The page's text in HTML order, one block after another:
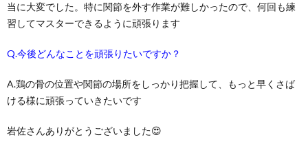
当に大変でした。特に関節を外す作業が難しかったので、何回も練
習してマスターできるように頑張ります
Q.今後どんなことを頑張りたいですか？
A.鶏の骨の位置や関節の場所をしっかり把握して、もっと早くさば
ける様に頑張っていきたいです
岩佐さんありがとうございました😍